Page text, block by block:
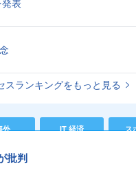
表
スランキングをもっと見る
外 IT 経済 ス
批判